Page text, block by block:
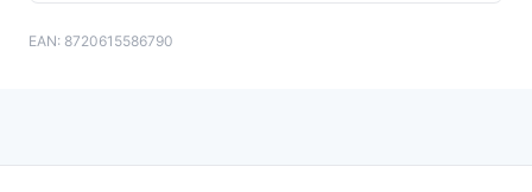
Controleer in de handleiding welke aanwijzingen
EAN: 8720615586790